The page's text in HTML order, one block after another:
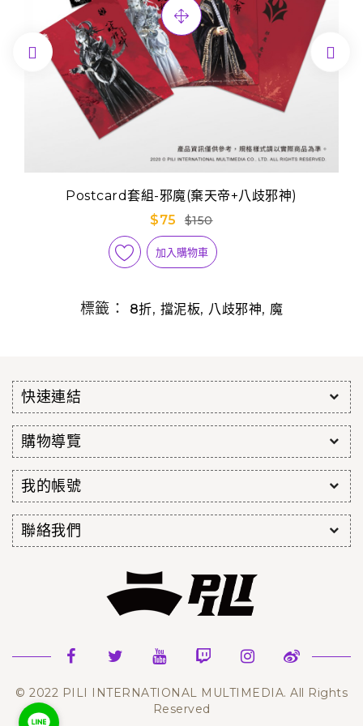
Postcard套組-邪魔(棄天帝+八歧邪神)
$75
$150
加入購物車
 
標籤： 8折, 擋泥板, 八歧邪神, 魔
快速連結
購物導覽
我的帳號
聯絡我們
© 2022 PILI INTERNATIONAL MULTIMEDIA. All Rights
Reserved